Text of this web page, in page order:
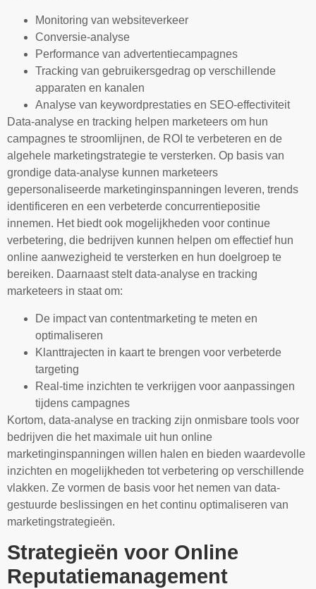
Monitoring van websiteverkeer
Conversie-analyse
Performance van advertentiecampagnes
Tracking van gebruikersgedrag op verschillende
apparaten en kanalen
Analyse van keywordprestaties en SEO-effectiviteit
Data-analyse en tracking helpen marketeers om hun
campagnes te stroomlijnen, de ROI te verbeteren en de
algehele marketingstrategie te versterken. Op basis van
grondige data-analyse kunnen marketeers
gepersonaliseerde marketinginspanningen leveren, trends
identificeren en een verbeterde concurrentiepositie
innemen. Het biedt ook mogelijkheden voor continue
verbetering, die bedrijven kunnen helpen om effectief hun
online aanwezigheid te versterken en hun doelgroep te
bereiken. Daarnaast stelt data-analyse en tracking
marketeers in staat om:
De impact van contentmarketing te meten en
optimaliseren
Klanttrajecten in kaart te brengen voor verbeterde
targeting
Real-time inzichten te verkrijgen voor aanpassingen
tijdens campagnes
Kortom, data-analyse en tracking zijn onmisbare tools voor
bedrijven die het maximale uit hun online
marketinginspanningen willen halen en bieden waardevolle
inzichten en mogelijkheden tot verbetering op verschillende
vlakken. Ze vormen de basis voor het nemen van data-
gestuurde beslissingen en het continu optimaliseren van
marketingstrategieën.
Strategieën voor Online
Reputatiemanagement